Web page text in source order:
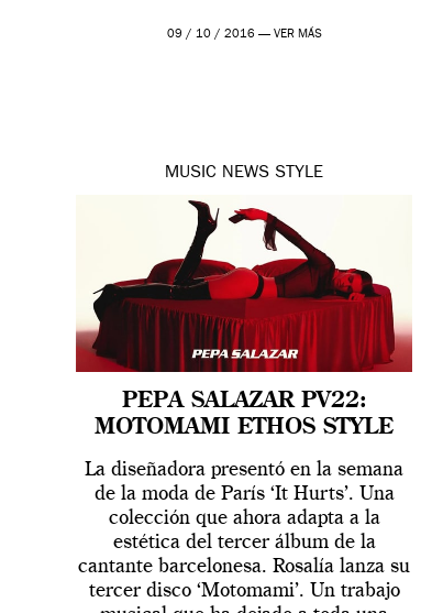
09 / 10 / 2016 — VER MÁS
MUSIC NEWS STYLE
PEPA SALAZAR PV22:
MOTOMAMI ETHOS STYLE
La diseñadora presentó en la semana
de la moda de París ‘It Hurts’. Una
colección que ahora adapta a la
estética del tercer álbum de la
cantante barcelonesa. Rosalía lanza su
tercer disco ‘Motomami’. Un trabajo